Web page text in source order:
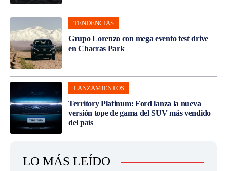
TENDENCIAS
Grupo Lorenzo con mega evento test drive
en Chacras Park
LANZAMIENTOS
Territory Platinum: Ford lanza la nueva
versión tope de gama del SUV más vendido
del país
LO MÁS LEÍDO